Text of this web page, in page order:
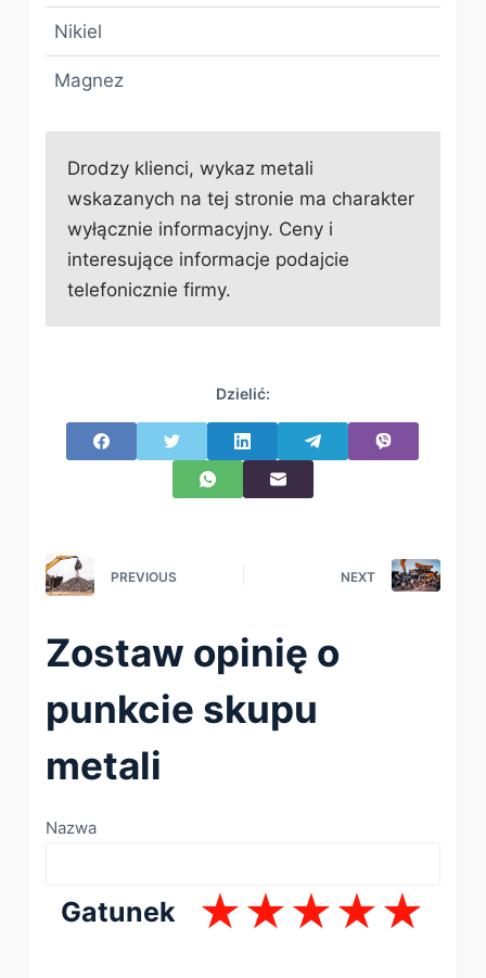
Nikiel
Magnez
Drodzy klienci, wykaz metali
wskazanych na tej stronie ma charakter
wyłącznie informacyjny. Ceny i
interesujące informacje podajcie
telefonicznie firmy.
Dzielić:
PREVIOUS NEXT
Zostaw opinię o
punkcie skupu
metali
Nazwa
Gatunek